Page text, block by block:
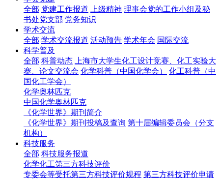
全部 党建工作报道 上级精神 理事会党的工作小组及秘
书处党支部 党务知识
学术交流
全部 学术交流报道 活动预告 学术年会 国际交流
科学普及
全部 科普动态
上海市大学生化工设计竞赛、化工实验大
赛、论文交流会 化学科普（中国化学会）
化工科普（中
国化工学会）
化学奥林匹克
中国化学奥林匹克
《化学世界》期刊简介
《化学世界》期刊投稿及查询 第十届编辑委员会（分支
机构）
科技服务
全部 科技服务报道
化学化工第三方科技评价
专委会等受托第三方科技评价规程 第三方科技评价申请